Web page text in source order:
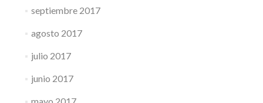
septiembre 2017
agosto 2017
julio 2017
junio 2017